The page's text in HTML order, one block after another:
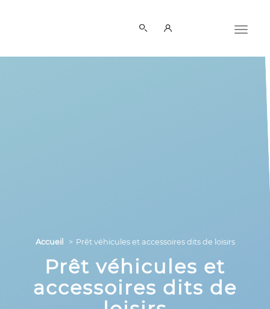
Accueil Prêt véhicules et accessoires dits de loisirs
Prêt véhicules et
accessoires dits de